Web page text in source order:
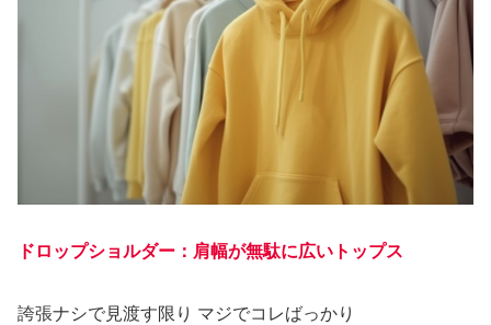
ドロップショルダー：肩幅が無駄に広いトップス
誇張ナシで見渡す限り マジでコレばっかり